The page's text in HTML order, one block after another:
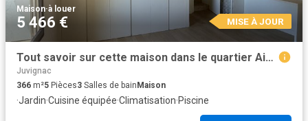
Maison·à louer
5 466 € MISE À JOUR
Tout savoir sur cette maison dans le quartier Aiguelongue, à Montpellier
Juvignac
366 m²5 Pièces3 Salles de bainMaison
·Jardin·Cuisine équipée·Climatisation·Piscine